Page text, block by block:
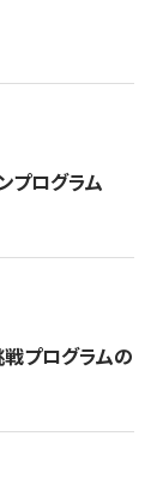
プログラム
プログラムの